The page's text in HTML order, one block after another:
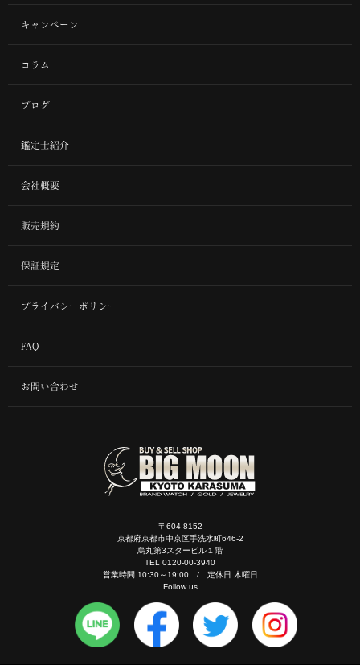
キャンペーン
コラム
ブログ
鑑定士紹介
会社概要
販売規約
保証規定
プライバシーポリシー
FAQ
お問い合わせ
〒604-8152
京都府京都市中京区手洗水町646-2
烏丸第3スタービル１階
TEL 0120-00-3940
営業時間 10:30～19:00 / 定休日 木曜日
Follow us